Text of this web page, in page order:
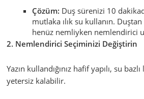
Çözüm: Duş sürenizi 10
mutlaka ılık su kullanın.
henüz nemliyken nemlendirici
2. Nemlendirici Seçiminizi Değiştirin
Yazın kullandığınız hafif yapılı, su
yetersiz kalabilir.